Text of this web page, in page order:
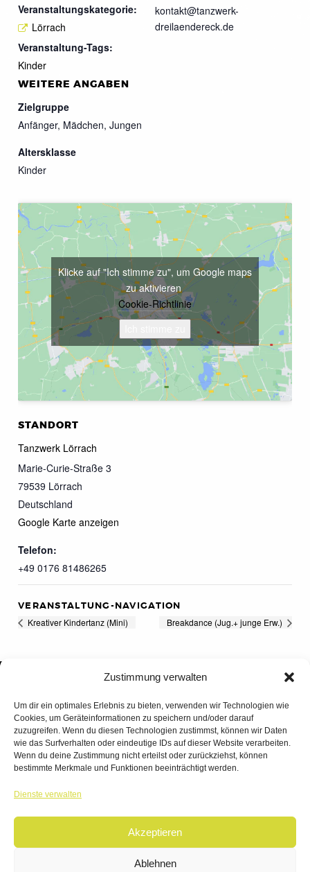
Zustimmung verwalten
Um dir ein optimales Erlebnis zu bieten, verwenden wir Technologien wie
Cookies, um Geräteinformationen zu speichern und/oder darauf
zuzugreifen. Wenn du diesen Technologien zustimmst, können wir Daten
wie das Surfverhalten oder eindeutige IDs auf dieser Website verarbeiten.
Wenn du deine Zustimmung nicht erteilst oder zurückziehst, können
bestimmte Merkmale und Funktionen beeinträchtigt werden.
Dienste verwalten
Akzeptieren
Ablehnen
Veranstaltungskategorie:
Lörrach
Veranstaltung-Tags:
Kinder
kontakt@tanzwerk-
dreilaendereck.de
WEITERE ANGABEN
Zielgruppe
Anfänger, Mädchen, Jungen
Altersklasse
Kinder
STANDORT
Tanzwerk Lörrach
Marie-Curie-Straße 3
79539 Lörrach
Deutschland
Google Karte anzeigen
Telefon:
+49 0176 81486265
Klicke auf "Ich stimme zu", um Google maps
zu aktivieren
Cookie-Richtlinie
VERANSTALTUNG-NAVIGATION
Kreativer Kindertanz (Mini) Breakdance (Jug.+ junge Erw.)
© 2026 | TANZWERK
DATENSCHUTZ